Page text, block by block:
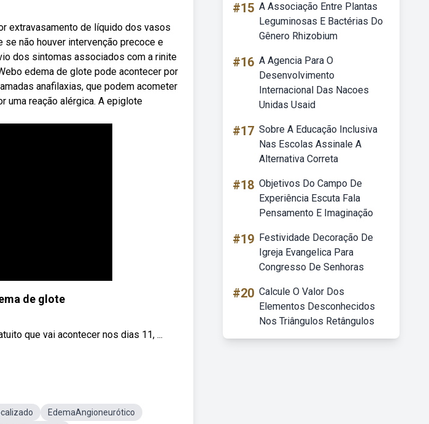
extravasamento de líquido dos vasos
se não houver intervenção precoce e
dos sintomas associados com a rinite
edema de glote pode acontecer por
anafilaxias, que podem acometer
uma reação alérgica. A epiglote
de glote
que vai acontecer nos dias 11, ...
EdemaAngioneurótico
#15 A Associação Entre Plantas
Leguminosas E Bactérias Do
Gênero Rhizobium
#16 A Agencia Para O
Desenvolvimento
Internacional Das Nacoes
Unidas Usaid
#17 Sobre A Educação Inclusiva
Nas Escolas Assinale A
Alternativa Correta
#18 Objetivos Do Campo De
Experiência Escuta Fala
Pensamento E Imaginação
#19 Festividade Decoração De
Igreja Evangelica Para
Congresso De Senhoras
#20 Calcule O Valor Dos
Elementos Desconhecidos
Nos Triângulos Retângulos